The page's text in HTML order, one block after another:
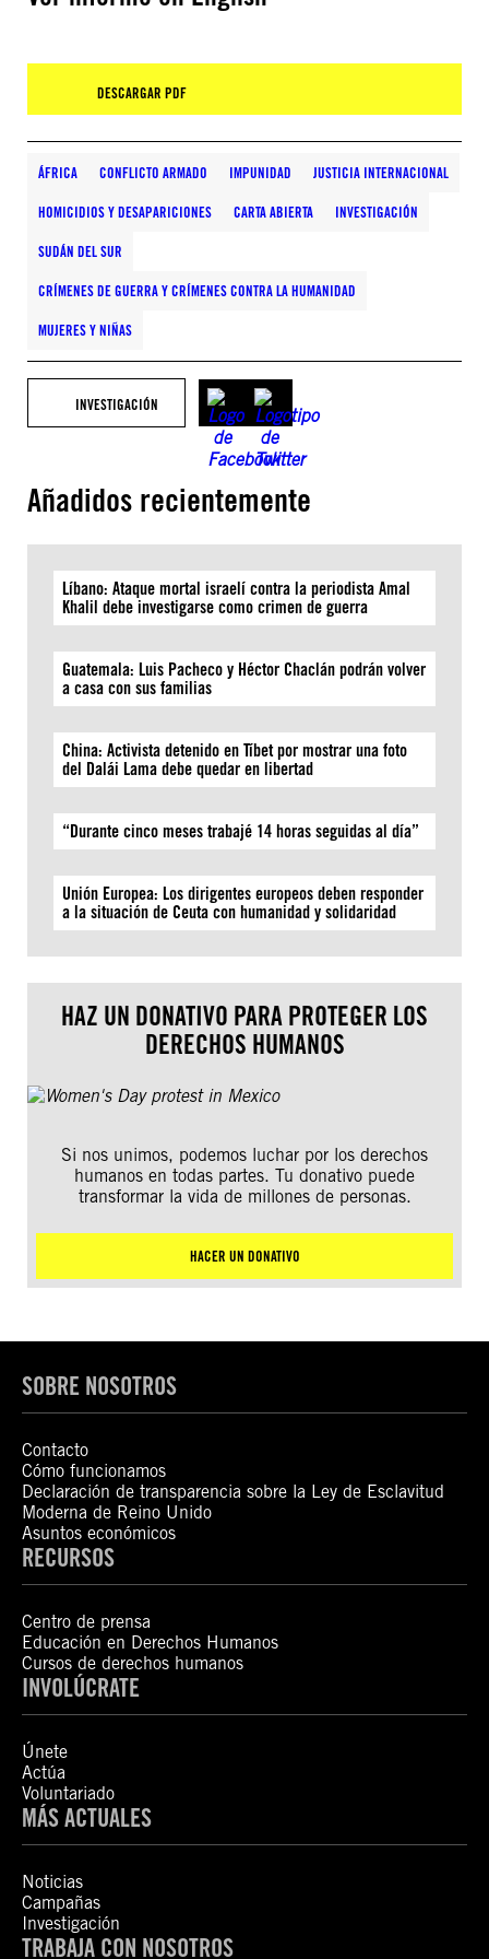
DESCARGAR PDF
ÁFRICA CONFLICTO ARMADO IMPUNIDAD JUSTICIA INTERNACIONAL
HOMICIDIOS Y DESAPARICIONES CARTA ABIERTA INVESTIGACIÓN
SUDÁN DEL SUR
CRÍMENES DE GUERRA Y CRÍMENES CONTRA LA HUMANIDAD
MUJERES Y NIÑAS
INVESTIGACIÓN
Añadidos recientemente
Líbano: Ataque mortal israelí contra la periodista Amal
Khalil debe investigarse como crimen de guerra
Guatemala: Luis Pacheco y Héctor Chaclán podrán volver
a casa con sus familias
China: Activista detenido en Tíbet por mostrar una foto
del Dalái Lama debe quedar en libertad
“Durante cinco meses trabajé 14 horas seguidas al día”
Unión Europea: Los dirigentes europeos deben responder
a la situación de Ceuta con humanidad y solidaridad
HAZ UN DONATIVO PARA PROTEGER LOS
DERECHOS HUMANOS
Si nos unimos, podemos luchar por los derechos
humanos en todas partes. Tu donativo puede
transformar la vida de millones de personas.
HACER UN DONATIVO
SOBRE NOSOTROS
Contacto
Cómo funcionamos
Declaración de transparencia sobre la Ley de Esclavitud
Moderna de Reino Unido
Asuntos económicos
RECURSOS
Centro de prensa
Educación en Derechos Humanos
Cursos de derechos humanos
INVOLÚCRATE
Únete
Actúa
Voluntariado
MÁS ACTUALES
Noticias
Campañas
Investigación
TRABAJA CON NOSOTROS